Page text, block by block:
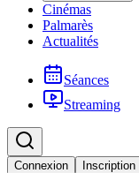
Cinémas
Palmarès
Actualités
Séances
Streaming
Connexion Inscription